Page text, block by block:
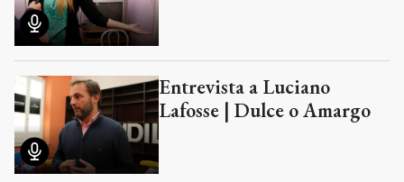
Entrevista a Luciano
Lafosse | Dulce o Amargo